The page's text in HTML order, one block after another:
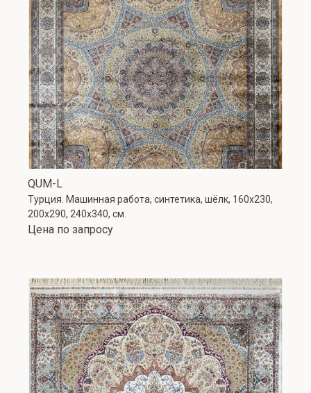
QUM-L
Турция. Машинная работа, синтетика, шёлк, 160х230,
200х290, 240х340, см.
Цена по запросу